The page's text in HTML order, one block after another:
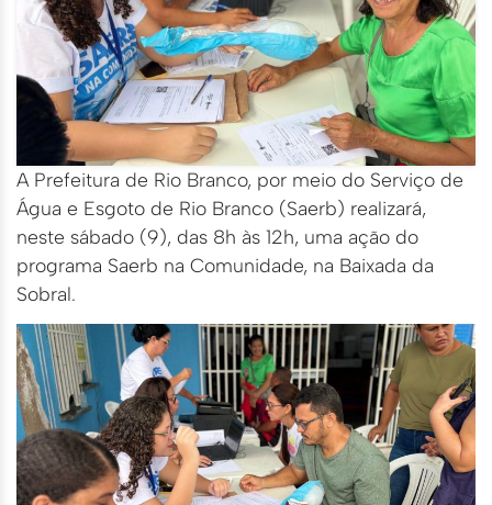
A Prefeitura de Rio Branco, por meio do Serviço de
Água e Esgoto de Rio Branco (Saerb) realizará,
neste sábado (9), das 8h às 12h, uma ação do
programa Saerb na Comunidade, na Baixada da
Sobral.